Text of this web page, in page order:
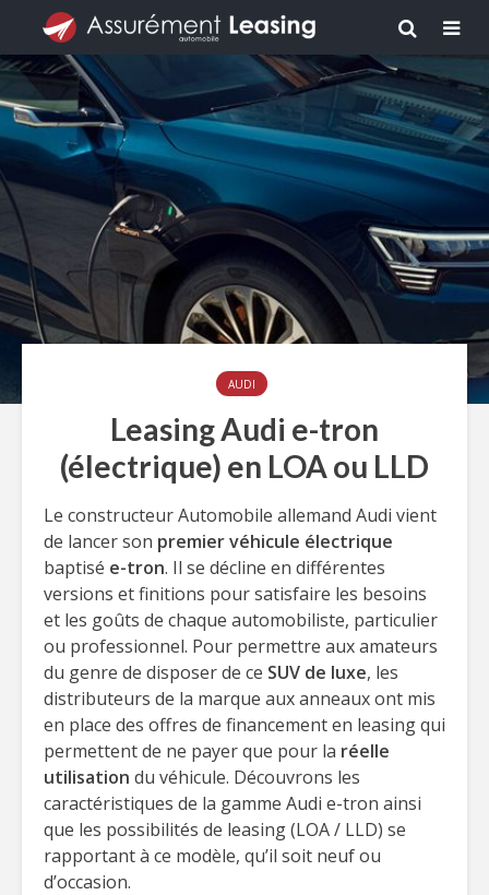
AUDI
Leasing Audi e-tron
(électrique) en LOA ou LLD
Le constructeur Automobile allemand Audi vient
de lancer son premier véhicule électrique
baptisé e-tron. Il se décline en différentes
versions et finitions pour satisfaire les besoins
et les goûts de chaque automobiliste, particulier
ou professionnel. Pour permettre aux amateurs
du genre de disposer de ce SUV de luxe, les
distributeurs de la marque aux anneaux ont mis
en place des offres de financement en leasing qui
permettent de ne payer que pour la réelle
utilisation du véhicule. Découvrons les
caractéristiques de la gamme Audi e-tron ainsi
que les possibilités de leasing (LOA / LLD) se
rapportant à ce modèle, qu’il soit neuf ou
d’occasion.